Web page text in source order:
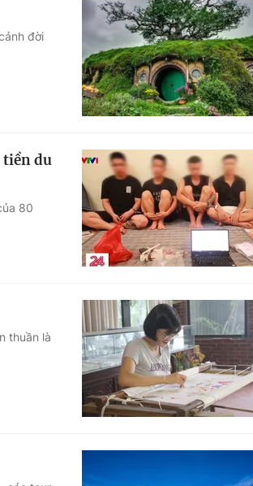
đời
tiền du
80
thuần là